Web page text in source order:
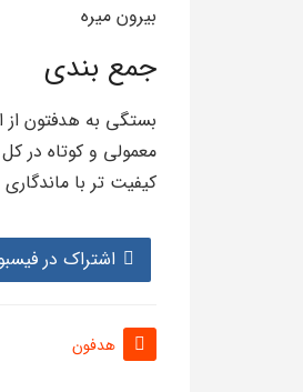
بیرون میره
جمع بندی
بستگی به هدفتون از
معمولی و کوتاه در
کیفیت تر با
اشتراک در
هدفون